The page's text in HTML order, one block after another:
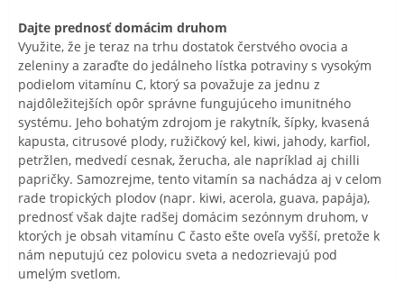
Dajte prednosť domácim druhom
Využite, že je teraz na trhu dostatok čerstvého ovocia a
zeleniny a zaraďte do jedálneho lístka potraviny s vysokým
podielom vitamínu C, ktorý sa považuje za jednu z
najdôležitejších opôr správne fungujúceho imunitného
systému. Jeho bohatým zdrojom je rakytník, šípky, kvasená
kapusta, citrusové plody, ružičkový kel, kiwi, jahody, karfiol,
petržlen, medvedí cesnak, žerucha, ale napríklad aj chilli
papričky. Samozrejme, tento vitamín sa nachádza aj v celom
rade tropických plodov (napr. kiwi, acerola, guava, papája),
prednosť však dajte radšej domácim sezónnym druhom, v
ktorých je obsah vitamínu C často ešte oveľa vyšší, pretože k
nám neputujú cez polovicu sveta a nedozrievajú pod
umelým svetlom.